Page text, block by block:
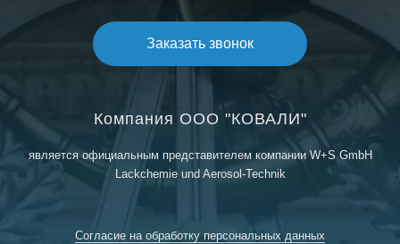
Заказать звонок
Компания ООО "КОВАЛИ"
является официальным представителем компании W+S GmbH
Lackchemie und Aerosol-Technik
Согласие на обработку персональных данных